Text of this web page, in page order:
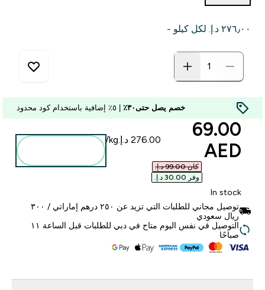
٢٧٦٫٠٠ د.إ.‏‎ لكل كيلو -
خصم يصل حتى٣٠٪
discounted price
69.00
AED‎
كان ‏99.00 د.إ.‏‎
وفر ‏30.00 د.إ.‏‎
In stock
توصيل مجاني للطلبات التي تزيد عن ٢٥٠ درهم إماراتي / ٣٠٠
ريال سعودي
التوصيل في نفس اليوم متاح في دبي للطلبات قبل الساعة ١١
صباحًا